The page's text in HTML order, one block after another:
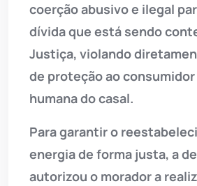
coerção abusivo e ilegal
dívida que está sendo
Justiça, violando
de proteção ao
humana do casal.
Para garantir o
energia de forma justa, a
autorizou o morador a